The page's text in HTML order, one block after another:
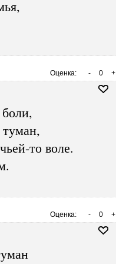
Оценка: +
0
-
туман,
то воле.
Оценка: +
0
-